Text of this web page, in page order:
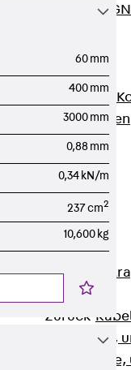
FERBOX®-
Zurück Services
Planung,
Lösungen
Ausbau
Produkte
Zurück
Kabelrinnen
Zurück
R Kabelrinne,
RS
60 mm
400 mm
3000 mm
0,88 mm
0,34 kN/m
237 cm2
10,600 kg